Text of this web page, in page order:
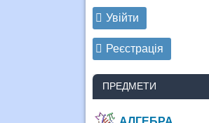
Увійти
Реєстрація
ПРЕДМЕТИ